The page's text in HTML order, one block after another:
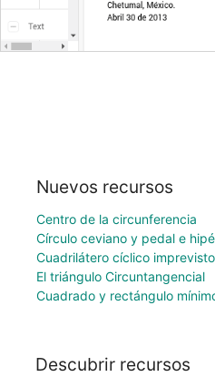
Nuevos recursos
Centro de la circunferencia
Círculo ceviano y pedal e
Cuadrilátero cíclico imprevisto
El triángulo Circuntangencial
Cuadrado y rectángulo
Descubrir recursos